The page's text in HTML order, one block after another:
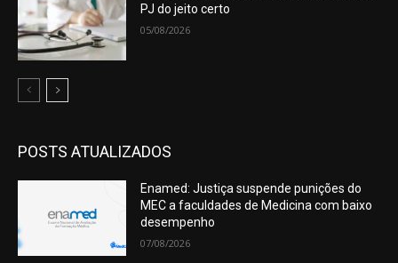
PJ do jeito certo
05/08/2026
POSTS ATUALIZADOS
Enamed: Justiça suspende punições do
MEC a faculdades de Medicina com baixo
desempenho
07/08/2026